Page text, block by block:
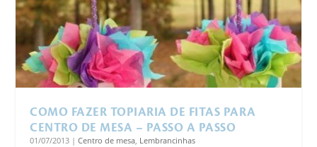
COMO FAZER TOPIARIA DE FITAS PARA
CENTRO DE MESA – PASSO A PASSO
01/07/2013 |Centro de mesa, Lembrancinhas